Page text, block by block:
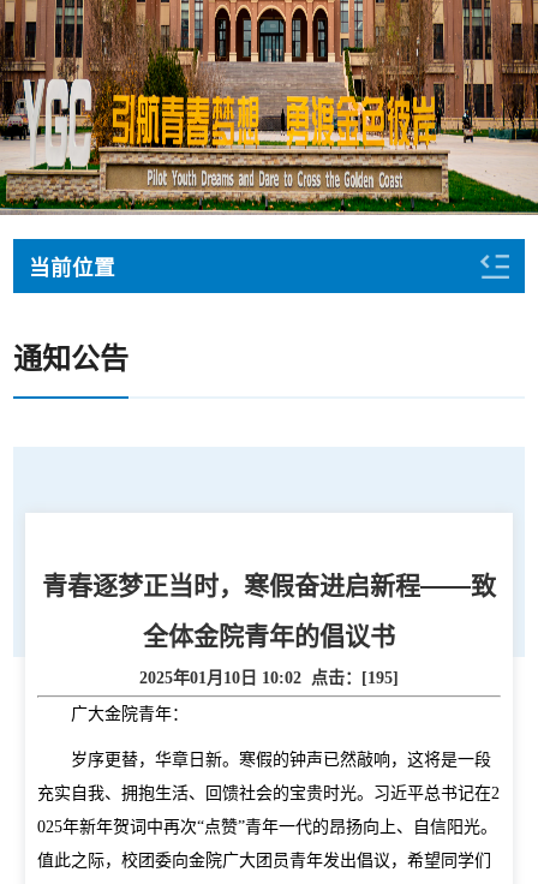
当前位置
通知公告
青春逐梦正当时，寒假奋进启新程——致
全体金院青年的倡议书
2025年01月10日 10:02 点击：[195]
广大金院青年：
岁序更替，华章日新。寒假的钟声已然敲响，这将是一段
充实自我、拥抱生活、回馈社会的宝贵时光。习近平总书记在2
025年新年贺词中再次“点赞”青年一代的昂扬向上、自信阳光。
值此之际，校团委向金院广大团员青年发出倡议，希望同学们